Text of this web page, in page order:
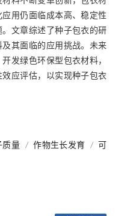
用仍面临成本高、稳定性
文章综述了种子包衣的研
其面临的应用挑战。未来
发绿色环保型包衣材料，
应评估，以实现种子包衣
质量 / 作物生长发育 /
可